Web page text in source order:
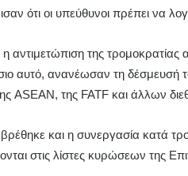
ότι οι υπεύθυνοι πρέπει να
της τρομοκρατίας
αυτό, ανανέωσαν τη δέσμευσή
ASEAN, της FATF και άλλων
και η συνεργασία κατά
στις λίστες κυρώσεων της